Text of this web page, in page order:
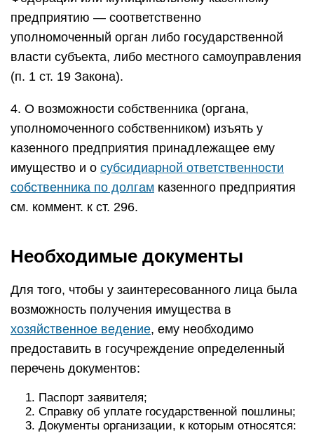
предприятию — соответственно
уполномоченный орган либо государственной
власти субъекта, либо местного самоуправления
(п. 1 ст. 19 Закона).
4. О возможности собственника (органа,
уполномоченного собственником) изъять у
казенного предприятия принадлежащее ему
имущество и о субсидиарной ответственности
собственника по долгам казенного предприятия
см. коммент. к ст. 296.
Необходимые документы
Для того, чтобы у заинтересованного лица была
возможность получения имущества в
хозяйственное ведение, ему необходимо
предоставить в госучреждение определенный
перечень документов:
Паспорт заявителя;
Справку об уплате государственной пошлины;
Документы организации, к которым относятся: